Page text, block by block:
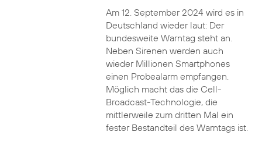
Am 12. September 2024 wird es in
Deutschland wieder laut: Der
bundesweite Warntag steht an.
Neben Sirenen werden auch
wieder Millionen Smartphones
einen Probealarm empfangen.
Möglich macht das die Cell-
Broadcast-Technologie, die
mittlerweile zum dritten Mal ein
fester Bestandteil des Warntags ist.